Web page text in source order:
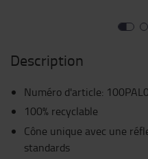
Description
Numéro d'article:
100% recyclable
Cône unique avec une
standards